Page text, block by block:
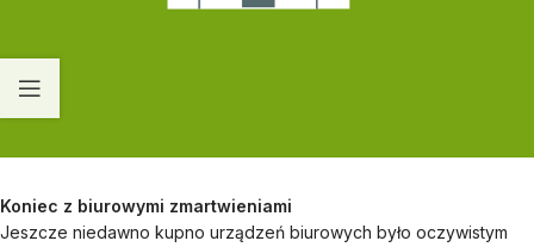
Koniec z biurowymi zmartwieniami
Jeszcze niedawno kupno urządzeń biurowych było oczywistym